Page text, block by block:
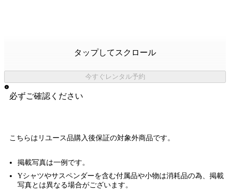
タップしてスクロール
今すぐレンタル予約
必ずご確認ください
こちらはリユース品購入後保証の対象外商品です。
掲載写真は一例です。
Yシャツやサスペンダーを含む付属品や小物は消耗品の為、掲載
写真とは異なる場合がございます。